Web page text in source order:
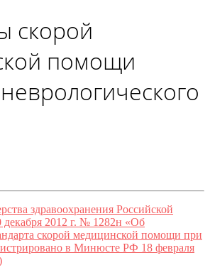
скорой
помощи
здравоохранения Российской
декабря 2012 г. № 1282н «Об
скорой медицинской помощи при
в Минюсте РФ 18 февраля